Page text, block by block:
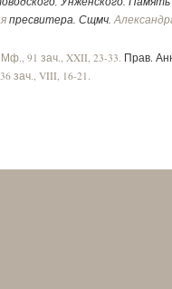
пресвитера. Сщмч.
Мф., 91 зач., XXII, 23-33. Прав.
зач., VIII, 16-21.